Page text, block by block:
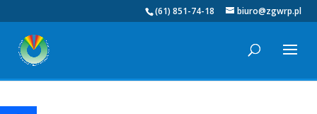
(61) 851-74-18 biuro@zgwrp.pl